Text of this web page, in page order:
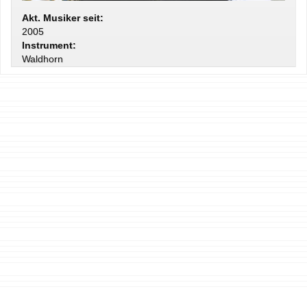
Akt. Musiker seit:
2005
Instrument:
Waldhorn